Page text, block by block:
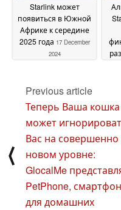
Starlink может
появиться в Южной
Африке к середине
2025 года 17 December
2024
⟨
Previous article
Теперь Ваша кошка
может
Вас на совершенно
новом уровне:
GlocalMe
PetPhone, смартфон
для домашних